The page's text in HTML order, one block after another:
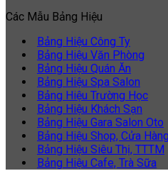
Các Mẫu Bảng Hiệu
Bảng Hiệu Công Ty
Bảng Hiệu Văn Phòng
Bảng Hiệu Quán Ăn
Bảng Hiệu Spa Salon
Bảng Hiệu Trường Học
Bảng Hiệu Khách Sạn
Bảng Hiệu Gara Salon Oto
Bảng Hiệu Shop, Cửa Hàng
Bảng Hiệu Siêu Thị, TTTM
Bảng Hiệu Cafe, Trà Sữa